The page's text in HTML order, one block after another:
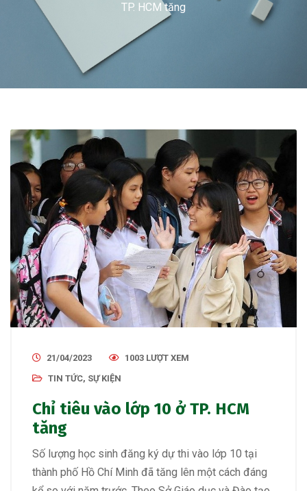
TP. HCM tăng
21/04/2023
1003 LƯỢT XEM
TIN TỨC, SỰ KIỆN
Chỉ tiêu vào lớp 10 ở TP. HCM
tăng
Số lượng học sinh đăng ký dự thi vào lớp 10 tại
thành phố Hồ Chí Minh đã tăng lên một cách đáng